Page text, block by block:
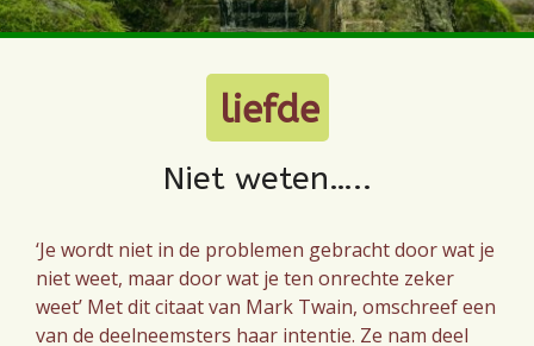
liefde
Niet weten…..
‘Je wordt niet in de problemen gebracht door wat je
niet weet, maar door wat je ten onrechte zeker
weet’ Met dit citaat van Mark Twain, omschreef een
van de deelneemsters haar intentie. Ze nam deel